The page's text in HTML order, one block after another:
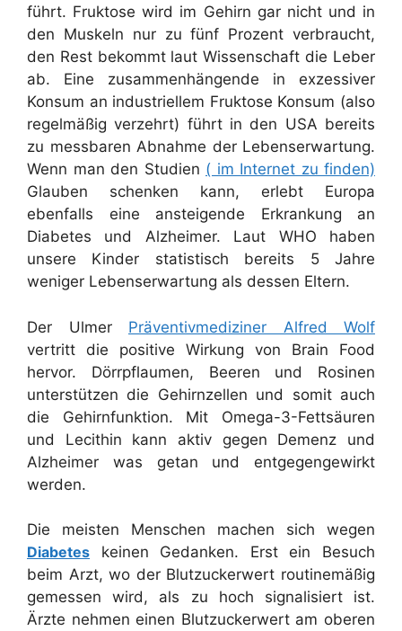
führt. Fruktose wird im Gehirn gar nicht und in
den Muskeln nur zu fünf Prozent verbraucht,
den Rest bekommt laut Wissenschaft die Leber
ab. Eine zusammenhängende in exzessiver
Konsum an industriellem Fruktose Konsum (also
regelmäßig verzehrt) führt in den USA bereits
zu messbaren Abnahme der Lebenserwartung.
Wenn man den Studien ( im Internet zu finden)
Glauben schenken kann, erlebt Europa
ebenfalls eine ansteigende Erkrankung an
Diabetes und Alzheimer. Laut WHO haben
unsere Kinder statistisch bereits 5 Jahre
weniger Lebenserwartung als dessen Eltern.
Der Ulmer Präventivmediziner Alfred Wolf
vertritt die positive Wirkung von Brain Food
hervor. Dörrpflaumen, Beeren und Rosinen
unterstützen die Gehirnzellen und somit auch
die Gehirnfunktion. Mit Omega-3-Fettsäuren
und Lecithin kann aktiv gegen Demenz und
Alzheimer was getan und entgegengewirkt
werden.
Die meisten Menschen machen sich wegen
Diabetes keinen Gedanken. Erst ein Besuch
beim Arzt, wo der Blutzuckerwert routinemäßig
gemessen wird, als zu hoch signalisiert ist.
Ärzte nehmen einen Blutzuckerwert am oberen